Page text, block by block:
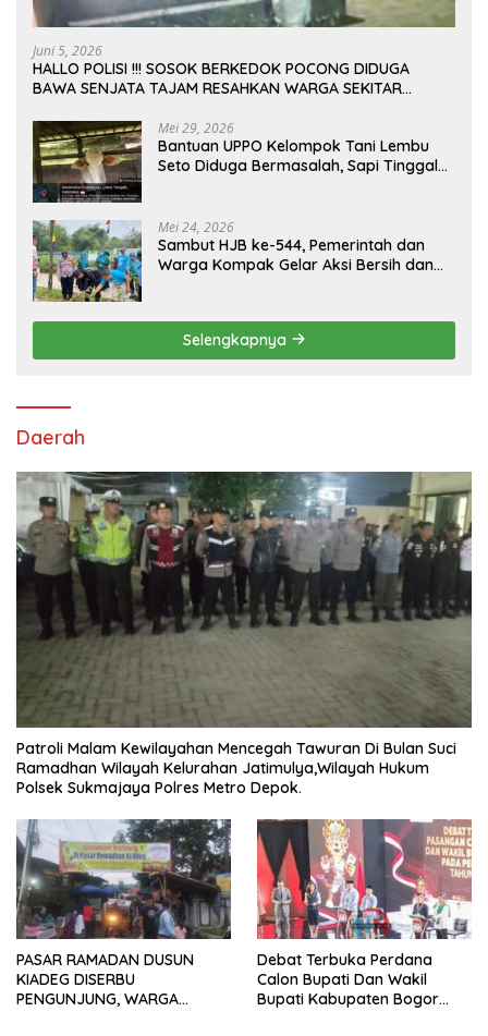
Juni 5, 2026
HALLO POLISI !!! SOSOK BERKEDOK POCONG DIDUGA
BAWA SENJATA TAJAM RESAHKAN WARGA SEKITAR
Mei 29, 2026
Bantuan UPPO Kelompok Tani Lembu
Seto Diduga Bermasalah, Sapi Tinggal
Mei 24, 2026
Sambut HJB ke-544, Pemerintah dan
Warga Kompak Gelar Aksi Bersih dan
Selengkapnya
Daerah
Patroli Malam Kewilayahan Mencegah Tawuran Di Bulan Suci
Ramadhan Wilayah Kelurahan Jatimulya,Wilayah Hukum
Polsek Sukmajaya Polres Metro Depok.
PASAR RAMADAN DUSUN
KIADEG DISERBU
PENGUNJUNG, WARGA
Debat Terbuka Perdana
Calon Bupati Dan Wakil
Bupati Kabupaten Bogor